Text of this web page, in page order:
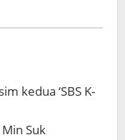
kedua ‘SBS K-
Suk